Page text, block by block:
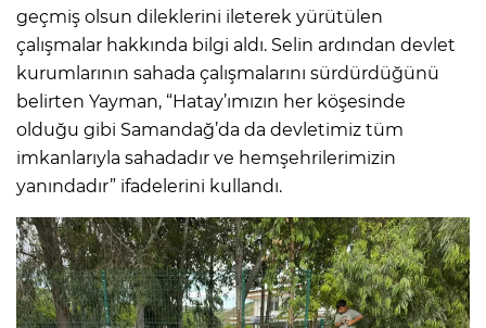
geçmiş olsun dileklerini ileterek yürütülen
çalışmalar hakkında bilgi aldı. Selin ardından devlet
kurumlarının sahada çalışmalarını sürdürdüğünü
belirten Yayman, “Hatay’ımızın her köşesinde
olduğu gibi Samandağ’da da devletimiz tüm
imkanlarıyla sahadadır ve hemşehrilerimizin
yanındadır” ifadelerini kullandı.